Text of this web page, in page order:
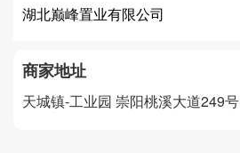
湖北巅峰置业有限公司
商家地址
天城镇-工业园 崇阳桃溪大道249号